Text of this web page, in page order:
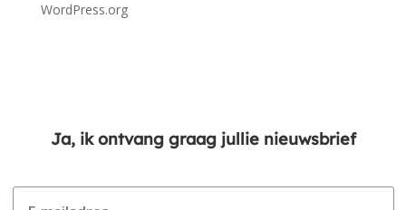
WordPress.org
Ja, ik ontvang graag jullie nieuwsbrief